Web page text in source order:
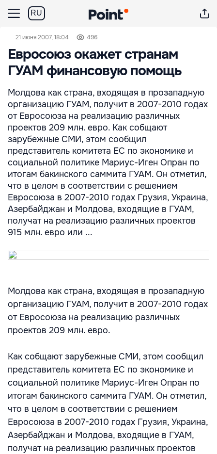
RU
21 июня 2007, 18:04 496
Евросоюз окажет странам
ГУАМ финансовую помощь
Молдова как страна, входящая в прозападную
организацию ГУАМ, получит в 2007-2010 годах
от Евросоюза на реализацию различных
проектов 209 млн. евро. Как собщают
зарубежные СМИ, этом сообщил
представитель комитета ЕС по экономике и
социальной политике Мариус-Иген Опран по
итогам бакинского саммита ГУАМ. Он отметил,
что в целом в соответствии с решением
Евросоюза в 2007-2010 годах Грузия, Украина,
Азербайджан и Молдова, входящие в ГУАМ,
получат на реализацию различных проектов
915 млн. евро или ...
Молдова как страна, входящая в прозападную
организацию ГУАМ, получит в 2007-2010 годах
от Евросоюза на реализацию различных
проектов 209 млн. евро.
Как собщают зарубежные СМИ, этом сообщил
представитель комитета ЕС по экономике и
социальной политике Мариус-Иген Опран по
итогам бакинского саммита ГУАМ. Он отметил,
что в целом в соответствии с решением
Евросоюза в 2007-2010 годах Грузия, Украина,
Азербайджан и Молдова, входящие в ГУАМ,
получат на реализацию различных проектов